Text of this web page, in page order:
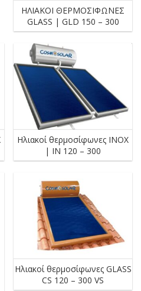
ΗΛΙΑΚΟΙ ΘΕΡΜΟΣΙΦΩΝΕΣ
GLASS | GLD 150 – 300
Ηλιακοί θερμοσίφωνες INOX
| IN 120 – 300
Ηλιακοί θερμοσίφωνες GLASS
CS 120 – 300 VS